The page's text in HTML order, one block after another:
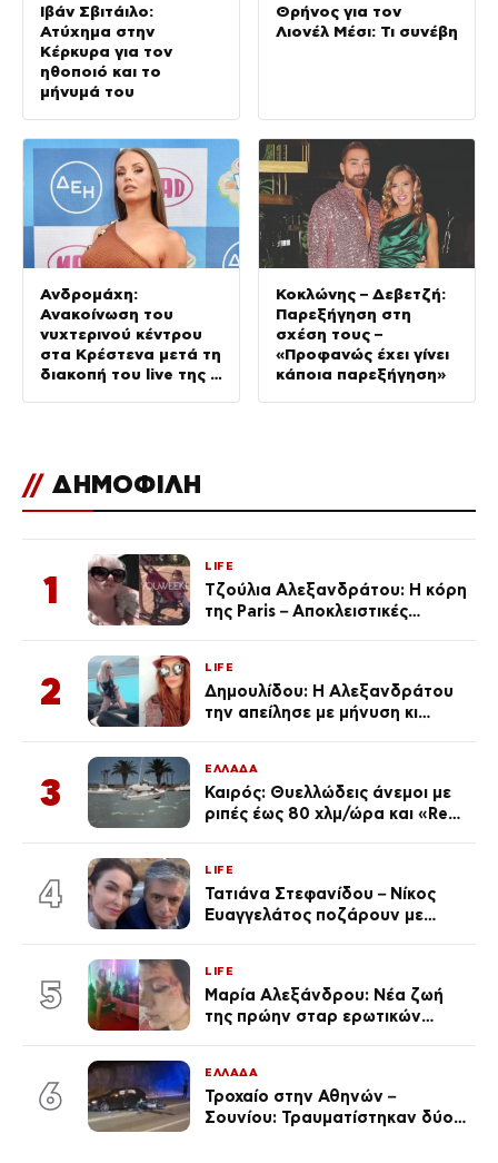
Ιβάν Σβιτάιλο:
Ατύχημα στην
Κέρκυρα για τον
ηθοποιό και το
μήνυμά του
Θρήνος για τον
Λιονέλ Μέσι: Τι συνέβη
Ανδρομάχη:
Ανακοίνωση του
νυχτερινού κέντρου
στα Κρέστενα μετά τη
διακοπή του live της –
Κοκλώνης – Δεβετζή:
Παρεξήγηση στη
σχέση τους –
«Προφανώς έχει γίνει
κάποια παρεξήγηση»
// ΔΗΜΟΦΙΛΗ
1
LIFE
Τζούλια Αλεξανδράτου: Η κόρη
της Paris – Αποκλειστικές
2
LIFE
Δημουλίδου: Η Αλεξανδράτου
την απείλησε με μήνυση κι
ποια είσαι σοκαρίστικα»
3
ΕΛΛΑΔΑ
Καιρός: Θυελλώδεις άνεμοι με
ριπές έως 80 χλμ/ώρα και «Red
4
LIFE
Τατιάνα Στεφανίδου – Νίκος
Ευαγγελάτος ποζάρουν με
5
LIFE
Μαρία Αλεξάνδρου: Νέα ζωή
της πρώην σταρ ερωτικών
(Φωτογραφίες)
6
ΕΛΛΑΔΑ
Τροχαίο στην Αθηνών –
Σουνίου: Τραυματίστηκαν δύο